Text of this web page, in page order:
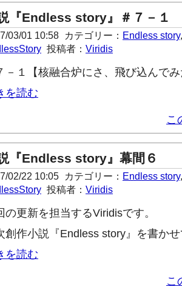
『Endless story』＃７－１
03/01 10:58 カテゴリー： Endless story
投稿者： Viridis
－１【核融合炉にさ、飛び込んで
を読む
こ
『Endless story』幕間６
02/22 10:05 カテゴリー： Endless story
投稿者： Viridis
の更新を担当するViridisです。
創作小説『Endless story』を書か
を読む
こ